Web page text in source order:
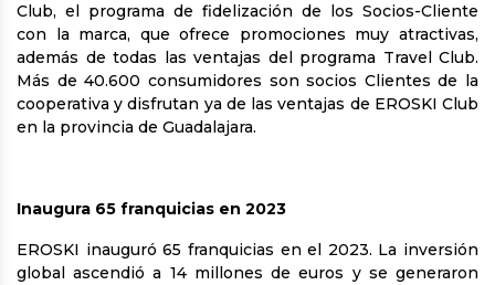
Club, el programa de fidelización de los Socios-Cliente
con la marca, que ofrece promociones muy atractivas,
además de todas las ventajas del programa Travel Club.
Más de 40.600 consumidores son socios Clientes de la
cooperativa y disfrutan ya de las ventajas de EROSKI Club
en la provincia de Guadalajara.
Inaugura 65 franquicias en 2023
EROSKI inauguró 65 franquicias en el 2023. La inversión
global ascendió a 14 millones de euros y se generaron